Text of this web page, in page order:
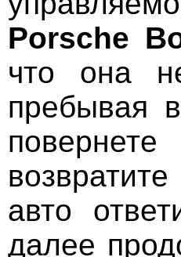
Porsche
что она
пребывая
авто
далее